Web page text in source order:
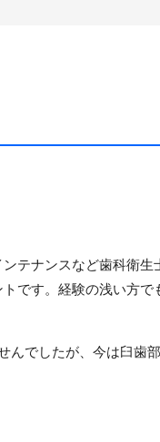
テナンスなど歯科衛生
です。経験の浅い方で
んでしたが、今は臼歯